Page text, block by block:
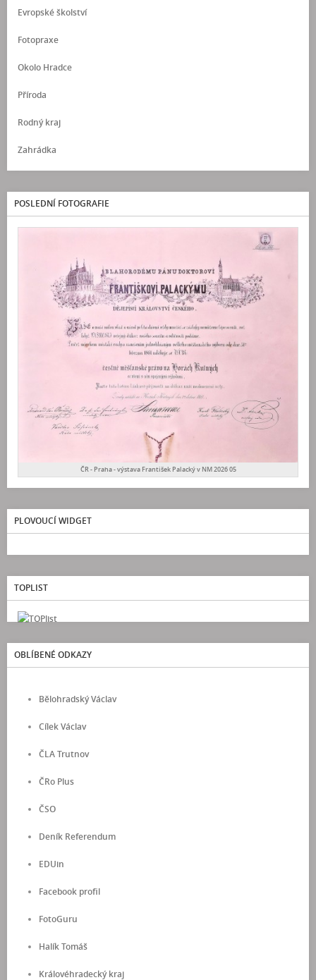
Evropské školství
Fotopraxe
Okolo Hradce
Příroda
Rodný kraj
Zahrádka
POSLEDNÍ FOTOGRAFIE
ČR - Praha - výstava František Palacký v NM 2026 05
PLOVOUCÍ WIDGET
TOPLIST
OBLÍBENÉ ODKAZY
Bělohradský Václav
Cílek Václav
ČLA Trutnov
ČRo Plus
ČSO
Deník Referendum
EDUin
Facebook profil
FotoGuru
Halík Tomáš
Královéhradecký kraj